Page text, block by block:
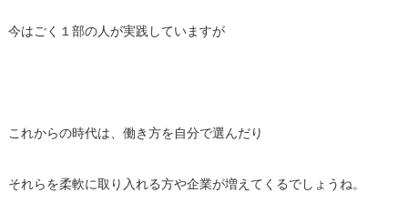
今はごく１部の人が実践していますが
これからの時代は、働き方を自分で選んだり
それらを柔軟に取り入れる方や企業が増えてくるでしょうね。